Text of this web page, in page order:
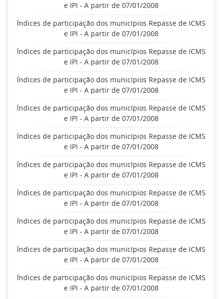
e IPI - A partir de 07/01/2008
Índices de participação dos municípios Repasse de ICMS
e IPI - A partir de 07/01/2008
Índices de participação dos municípios Repasse de ICMS
e IPI - A partir de 07/01/2008
Índices de participação dos municípios Repasse de ICMS
e IPI - A partir de 07/01/2008
Índices de participação dos municípios Repasse de ICMS
e IPI - A partir de 07/01/2008
Índices de participação dos municípios Repasse de ICMS
e IPI - A partir de 07/01/2008
Índices de participação dos municípios Repasse de ICMS
e IPI - A partir de 07/01/2008
Índices de participação dos municípios Repasse de ICMS
e IPI - A partir de 07/01/2008
Índices de participação dos municípios Repasse de ICMS
e IPI - A partir de 07/01/2008
Índices de participação dos municípios Repasse de ICMS
e IPI - A partir de 07/01/2008
Índices de participação dos municípios Repasse de ICMS
e IPI - A partir de 07/01/2008